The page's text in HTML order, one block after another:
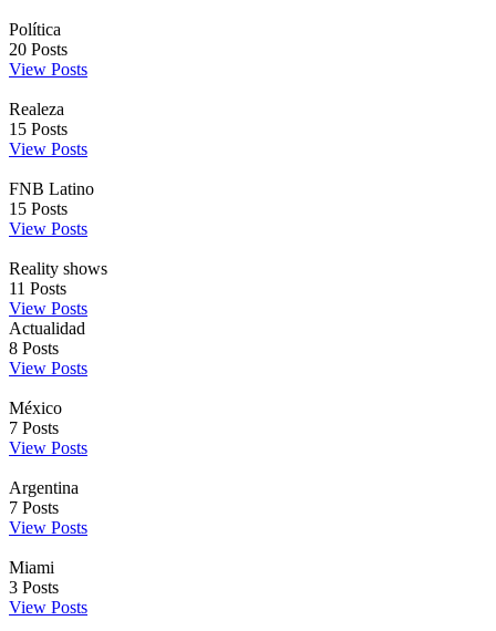
Política
20 Posts
View Posts
Realeza
15 Posts
View Posts
FNB Latino
15 Posts
View Posts
Reality shows
11 Posts
View Posts
Actualidad
8 Posts
View Posts
México
7 Posts
View Posts
Argentina
7 Posts
View Posts
Miami
3 Posts
View Posts